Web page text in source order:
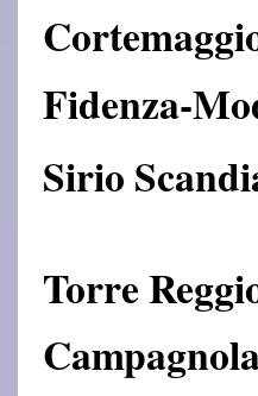
Fidenza-
Sirio
Torre